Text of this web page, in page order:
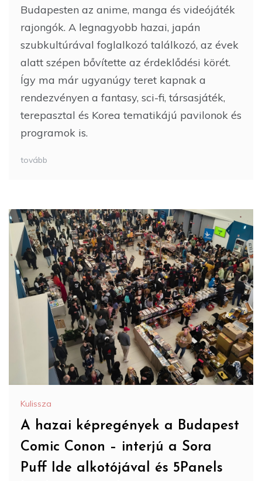
Budapesten az anime, manga és videójáték
rajongók. A legnagyobb hazai, japán
szubkultúrával foglalkozó találkozó, az évek
alatt szépen bővítette az érdeklődési körét.
Így ma már ugyanúgy teret kapnak a
rendezvényen a fantasy, sci-fi, társasjáték,
terepasztal és Korea tematikájú pavilonok és
programok is.
tovább
Kulissza
A hazai képregények a Budapest
Comic Conon – interjú a Sora
Puff Ide alkotójával és 5Panels